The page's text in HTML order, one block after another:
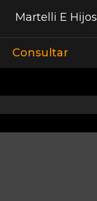
Martelli E Hijos
Consultar